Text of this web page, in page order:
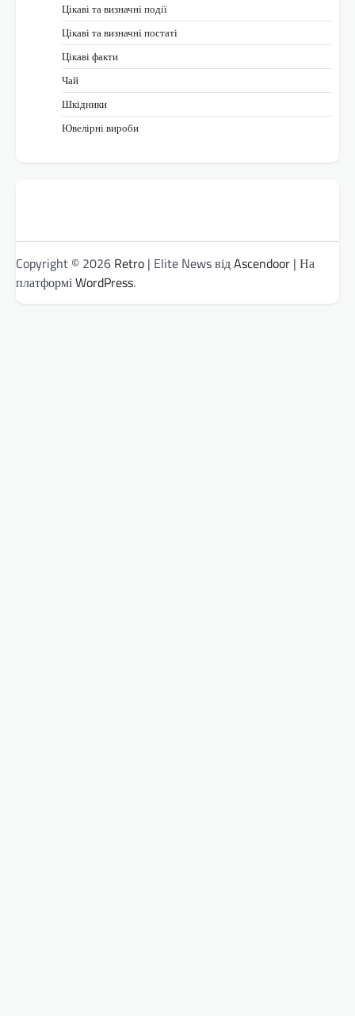
Цікаві та визначні події
Цікаві та визначні постаті
Цікаві факти
Чай
Шкідники
Ювелірні вироби
Copyright © 2026 Retro | Elite News відAscendoor | На
платформіWordPress.